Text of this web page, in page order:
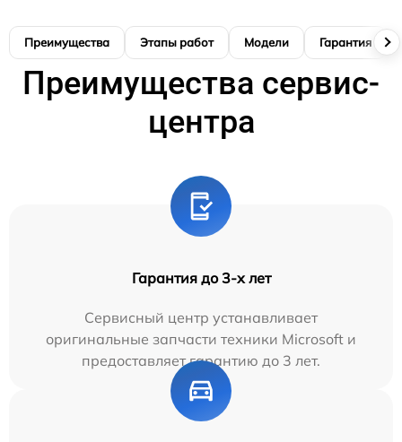
Преимущества Этапы работ Модели Гарантия
Преимущества сервис-
центра
Гарантия до 3-х лет
Сервисный центр устанавливает
оригинальные запчасти техники Microsoft и
предоставляет гарантию до 3 лет.